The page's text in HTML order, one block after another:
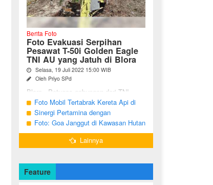
Berita Foto
Foto Evakuasi Serpihan
Pesawat T-50i Golden Eagle
TNI AU yang Jatuh di Blora
Selasa, 19 Juli 2022 15:00 WIB
Oleh Priyo SPd
Blora - Petugas gabungan dari TNI,
Polri, BPBD dan warga sekitar terus
melakukan pencarian terhadap serpihan
pesawat tempur T-50i Golden ...
Foto Mobil Tertabrak Kereta Api di
Kalitidu, Bojonegoro
Sinergi Pertamina dengan
Masyarakat Desa
Foto: Goa Janggut di Kawasan Hutan
Ngorogunung, Bubulan, Bojonegoro
Lainnya
Feature